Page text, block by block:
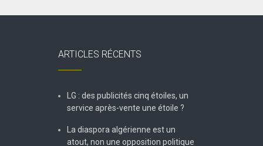
ARTICLES RÉCENTS
LG : des publicités cinq étoiles, un
service après-vente une étoile ?
La diaspora algérienne est un
atout, non une opposition politique